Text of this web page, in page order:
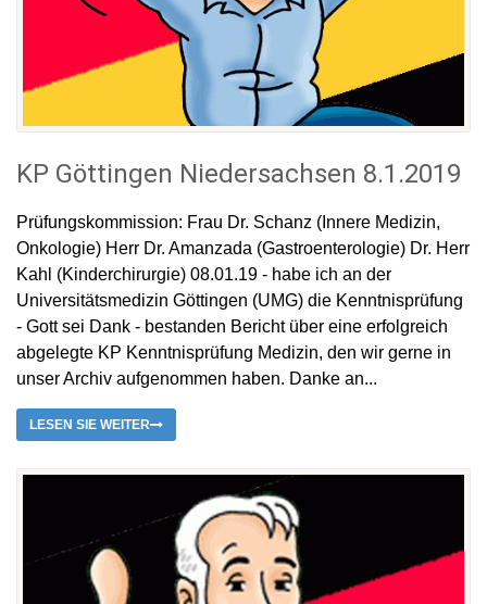
KP Göttingen Niedersachsen 8.1.2019
Prüfungskommission: Frau Dr. Schanz (Innere Medizin,
Onkologie) Herr Dr. Amanzada (Gastroenterologie) Dr. Herr
Kahl (Kinderchirurgie) 08.01.19 - habe ich an der
Universitätsmedizin Göttingen (UMG) die Kenntnisprüfung
- Gott sei Dank - bestanden Bericht über eine erfolgreich
abgelegte KP Kenntnisprüfung Medizin, den wir gerne in
unser Archiv aufgenommen haben. Danke an...
LESEN SIE WEITER